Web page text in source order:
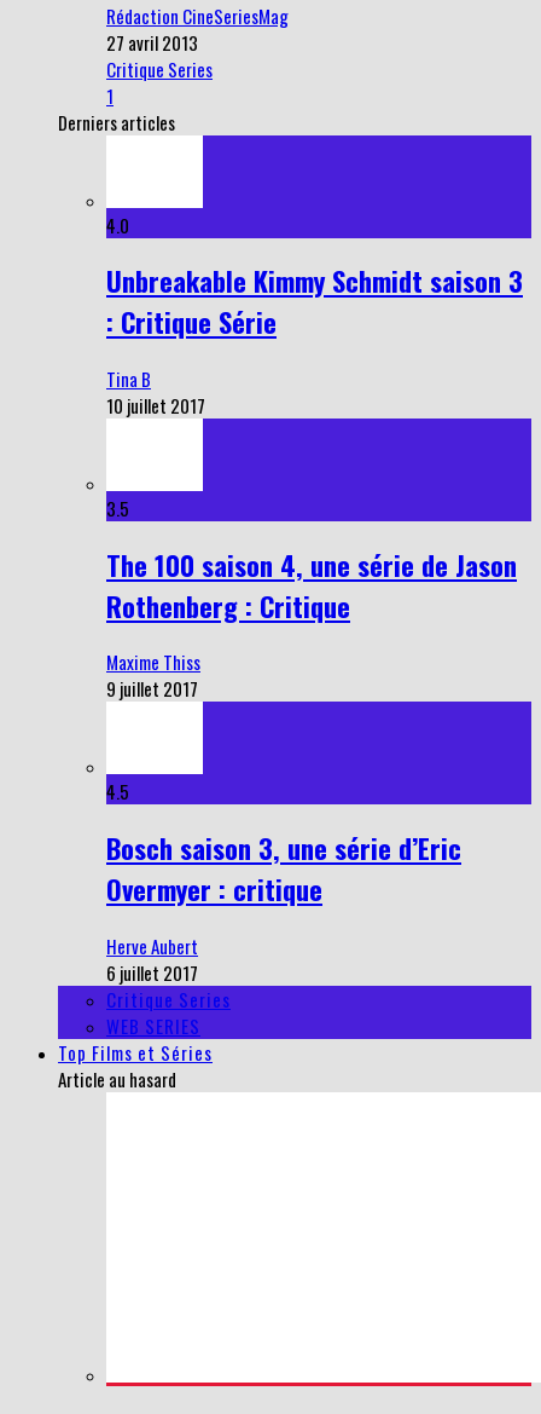
Rédaction CineSeriesMag
27 avril 2013
Critique Series
1
Derniers articles
4.0
Unbreakable Kimmy Schmidt saison 3
: Critique Série
Tina B
10 juillet 2017
3.5
The 100 saison 4, une série de Jason
Rothenberg : Critique
Maxime Thiss
9 juillet 2017
4.5
Bosch saison 3, une série d’Eric
Overmyer : critique
Herve Aubert
6 juillet 2017
Critique Series
WEB SERIES
Top Films et Séries
Article au hasard